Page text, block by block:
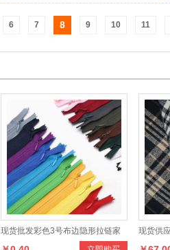
6 7 8 9 10 11
现货批发彩色3号布边隐形拉链家 现货供